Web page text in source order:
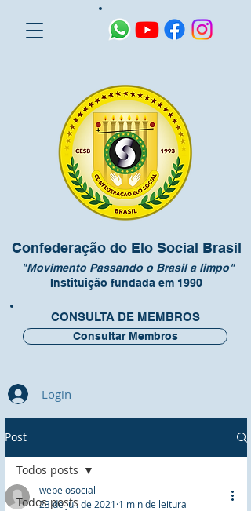
Confederação do Elo Social Brasil
"Movimento Passando o Brasil a limpo"
Instituição fundada em 1990
CONSULTA DE MEMBROS
Consultar Membros
Login
Post
Todos posts
Todos posts
webelosocial
23 de jul. de 2021 1 min de leitura